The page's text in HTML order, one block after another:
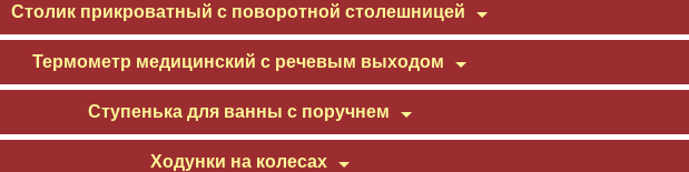
Столик прикроватный с поворотной столешницей
Термометр медицинский с речевым выходом
Ступенька для ванны с поручнем
Ходунки на колесах